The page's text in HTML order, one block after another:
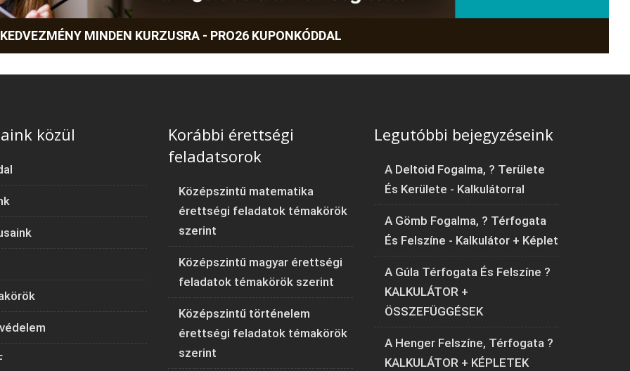
MINDEN KURZUSRA - PRO26 KUPONKÓDDAL
közül
Korábbi érettségi
feladatsorok
Középszintű matematika
érettségi feladatok témakörök
szerint
Középszintű magyar érettségi
feladatok témakörök szerint
Középszintű történelem
érettségi feladatok témakörök
szerint
Legutóbbi bejegyzéseink
A Deltoid Fogalma, ? Területe
És Kerülete - Kalkulátorral
A Gömb Fogalma, ? Térfogata
És Felszíne - Kalkulátor + Képlet
A Gúla Térfogata És Felszíne ?
KALKULÁTOR +
ÖSSZEFÜGGÉSEK
A Henger Felszíne, Térfogata ?
KALKULÁTOR + KÉPLETEK